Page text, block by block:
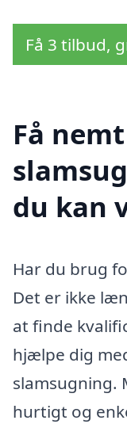
Få 3 tilbud,
Få
du kan
Har du brug
Det er ikke
at finde
hjælpe dig
slamsugning.
hurtigt og